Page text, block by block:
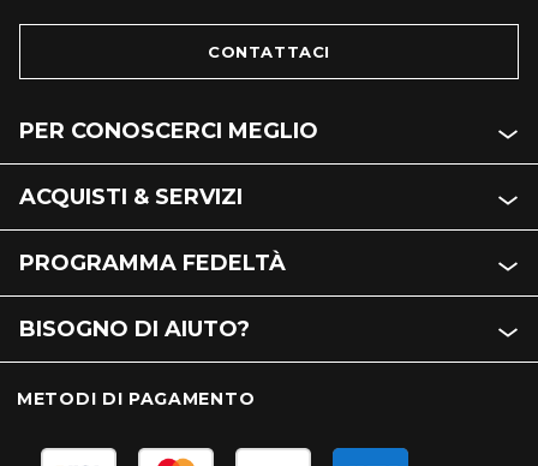
CONTATTACI
PER CONOSCERCI MEGLIO
ACQUISTI & SERVIZI
PROGRAMMA FEDELTÀ
BISOGNO DI AIUTO?
METODI DI PAGAMENTO